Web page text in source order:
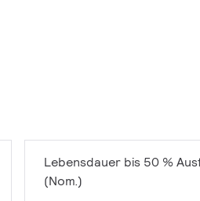
Lebensdauer bis 50 %
(Nom.)